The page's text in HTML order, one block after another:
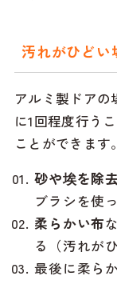
汚れがひどい
アルミ製ドア
に1回程度行う
ことができます
砂や埃を除去
ブラシを使っ
柔らかい布
る（汚れが
最後に柔ら